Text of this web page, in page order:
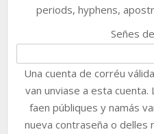
periods, hyphens,
Señes
Una cuenta de corréu
van unviase a esta
faen públiques y namás
nueva contraseña o delles